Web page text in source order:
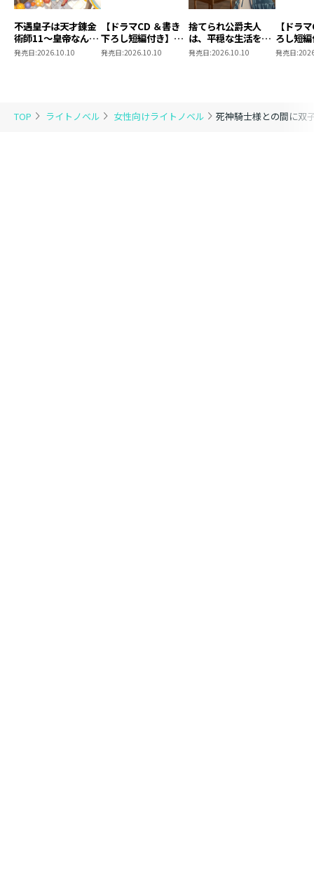
TOP ライトノベル 女性向けライトノベル 死神騎士様との間に双
不遇皇子は天才錬金
術師11～皇帝なんて
柄じゃないので弟妹
発売日:2026.10.10
【ドラマCD ＆書き
下ろし短編付き】捨
てられ公爵夫人は、
発売日:2026.10.10
捨てられ公爵夫人
は、平穏な生活をお
望みのようです5
発売日:2026.10.10
【ドラ
ろし短
られ公
発売日: